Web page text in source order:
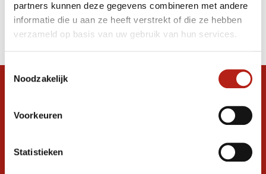
partners kunnen deze gegevens combineren met andere
informatie die u aan ze heeft verstrekt of die ze hebben
verzameld op basis van uw gebruik van hun services.
Toestemmingsselectie
Noodzakelijk
Voorkeuren
Statistieken
Producten
Filter
Stel je vraag in de chat, en we helpen je
graag verder. 24/7
Volg ons